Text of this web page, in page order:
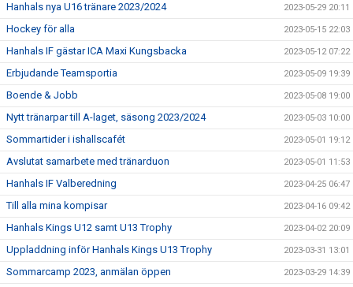
Hanhals nya U16 tränare 2023/2024 2023-05-29 20:11
Hockey för alla 2023-05-15 22:03
Hanhals IF gästar ICA Maxi Kungsbacka 2023-05-12 07:22
Erbjudande Teamsportia 2023-05-09 19:39
Boende & Jobb 2023-05-08 19:00
Nytt tränarpar till A-laget, säsong 2023/2024 2023-05-03 10:00
Sommartider i ishallscafét 2023-05-01 19:12
Avslutat samarbete med tränarduon 2023-05-01 11:53
Hanhals IF Valberedning 2023-04-25 06:47
Till alla mina kompisar 2023-04-16 09:42
Hanhals Kings U12 samt U13 Trophy 2023-04-02 20:09
Uppladdning inför Hanhals Kings U13 Trophy 2023-03-31 13:01
Sommarcamp 2023, anmälan öppen 2023-03-29 14:39